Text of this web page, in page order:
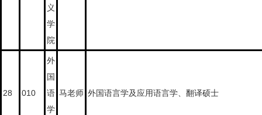
报考
义
学
院
28 010
外
国
语
学
马老师 外国语言学及应用语言学、翻译硕士